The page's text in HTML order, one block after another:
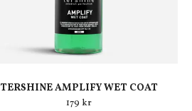
TERSHINE AMPLIFY WET COAT
179 kr